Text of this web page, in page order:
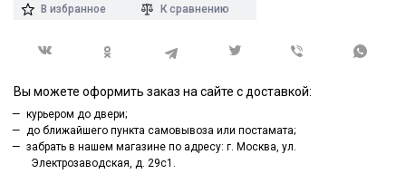
В избранное К сравнению
Вы можете оформить заказ на сайте с доставкой:
курьером до двери;
до ближайшего пункта самовывоза или постамата;
забрать в нашем магазине по адресу: г. Москва, ул.
Электрозаводская, д. 29с1.